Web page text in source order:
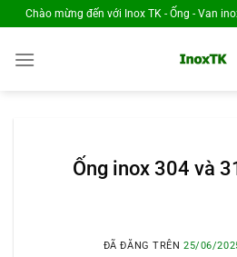
Chuyển
đến
nội
Chào mừng đến với Inox TK - Ống - Van
Ống inox 304 và
ĐÃ ĐĂNG TRÊN25/06/